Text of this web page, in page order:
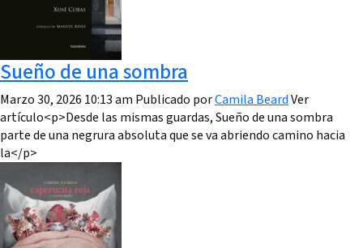
Sueño de una sombra
Marzo 30, 2026 10:13 am Publicado porCamila BeardVer
artículo<p>Desde las mismas guardas, Sueño de una sombra
parte de una negrura absoluta que se va abriendo camino hacia
la</p>